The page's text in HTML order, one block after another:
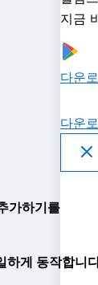
지금
다운
다운
가하기를
하게 동작합니